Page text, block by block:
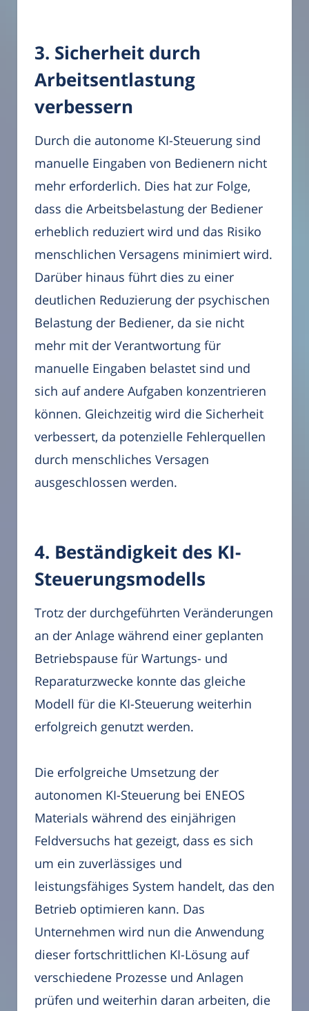
3. Sicherheit durch
Arbeitsentlastung
verbessern
Durch die autonome KI-Steuerung sind
manuelle Eingaben von Bedienern nicht
mehr erforderlich. Dies hat zur Folge,
dass die Arbeitsbelastung der Bediener
erheblich reduziert wird und das Risiko
menschlichen Versagens minimiert wird.
Darüber hinaus führt dies zu einer
deutlichen Reduzierung der psychischen
Belastung der Bediener, da sie nicht
mehr mit der Verantwortung für
manuelle Eingaben belastet sind und
sich auf andere Aufgaben konzentrieren
können. Gleichzeitig wird die Sicherheit
verbessert, da potenzielle Fehlerquellen
durch menschliches Versagen
ausgeschlossen werden.
4. Beständigkeit des KI-
Steuerungsmodells
Trotz der durchgeführten Veränderungen
an der Anlage während einer geplanten
Betriebspause für Wartungs- und
Reparaturzwecke konnte das gleiche
Modell für die KI-Steuerung weiterhin
erfolgreich genutzt werden.
Die erfolgreiche Umsetzung der
autonomen KI-Steuerung bei ENEOS
Materials während des einjährigen
Feldversuchs hat gezeigt, dass es sich
um ein zuverlässiges und
leistungsfähiges System handelt, das den
Betrieb optimieren kann. Das
Unternehmen wird nun die Anwendung
dieser fortschrittlichen KI-Lösung auf
verschiedene Prozesse und Anlagen
prüfen und weiterhin daran arbeiten, die